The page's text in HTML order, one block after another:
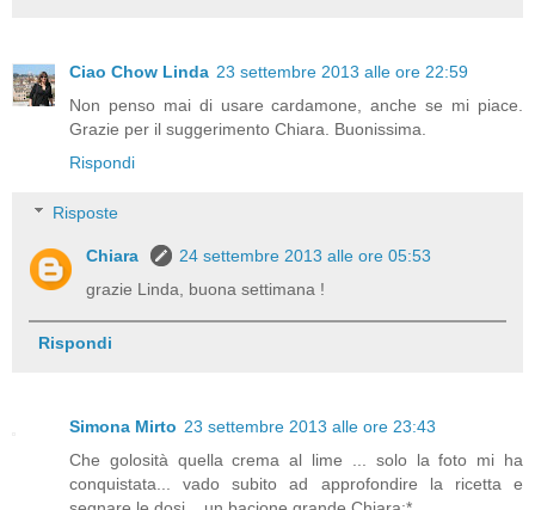
Ciao Chow Linda 23 settembre 2013 alle ore 22:59
Non penso mai di usare cardamone, anche se mi piace.
Grazie per il suggerimento Chiara. Buonissima.
Rispondi
Risposte
Chiara
24 settembre 2013 alle ore 05:53
grazie Linda, buona settimana !
Rispondi
Simona Mirto 23 settembre 2013 alle ore 23:43
Che golosità quella crema al lime ... solo la foto mi ha
conquistata... vado subito ad approfondire la ricetta e